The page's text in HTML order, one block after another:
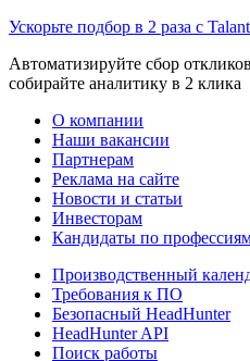
Ускорьте подбор в 2 раза с
Автоматизируйте сбор
собирайте аналитику в 2 клика
О компании
Наши вакансии
Партнерам
Реклама на сайте
Новости и статьи
Инвесторам
Кандидаты по
Производственный
Требования к ПО
Безопасный HeadHunter
HeadHunter API
Поиск работы